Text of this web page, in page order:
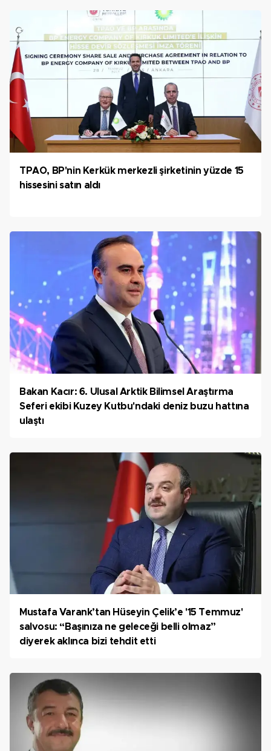
TPAO, BP'nin Kerkük merkezli şirketinin yüzde 15
hissesini satın aldı
Bakan Kacır: 6. Ulusal Arktik Bilimsel Araştırma
Seferi ekibi Kuzey Kutbu'ndaki deniz buzu hattına
ulaştı
Mustafa Varank’tan Hüseyin Çelik’e '15 Temmuz'
salvosu: “Başınıza ne geleceği belli olmaz”
diyerek aklınca bizi tehdit etti